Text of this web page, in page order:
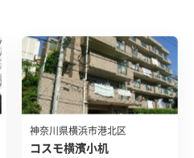
神奈川県横浜市港北区
コスモ横濱小机